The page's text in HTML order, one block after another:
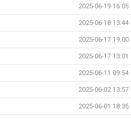
2025-06-19 16:05
2025-06-18 13:44
2025-06-17 19:00
2025-06-17 13:01
2025-06-11 09:54
2025-06-02 13:57
2025-06-01 18:35